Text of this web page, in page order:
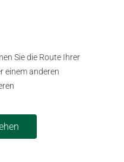
Sie die Route Ihrer
einem anderen